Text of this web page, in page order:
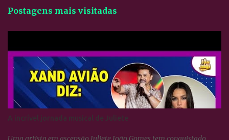
Postagens mais visitadas
A incrível jornada musical de Juliete